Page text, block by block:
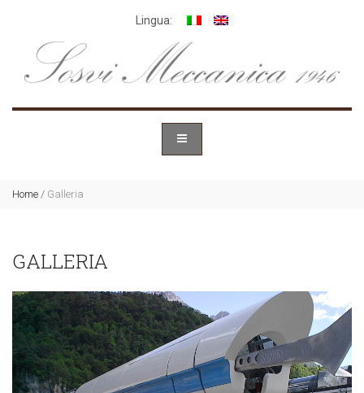
Lingua:
Home / Galleria
GALLERIA